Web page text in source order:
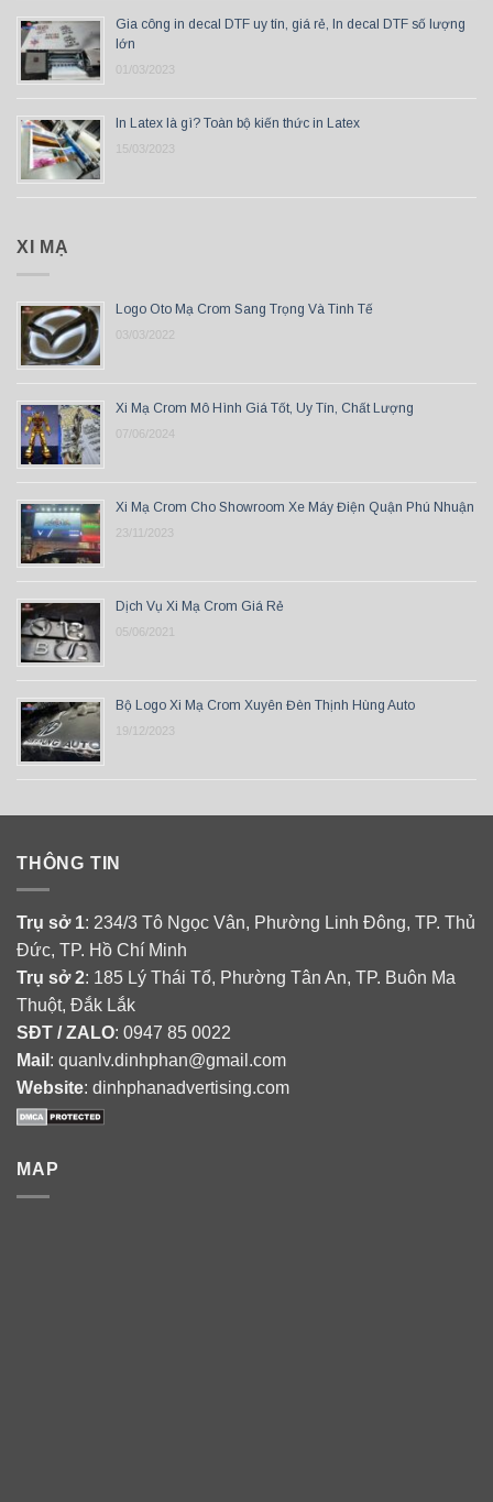
Gia công in decal DTF uy tín, giá rẻ, In decal DTF số lượng
lớn
01/03/2023
In Latex là gì? Toàn bộ kiến thức in Latex
15/03/2023
XI MẠ
Logo Oto Mạ Crom Sang Trọng Và Tinh Tế
03/03/2022
Xi Mạ Crom Mô Hình Giá Tốt, Uy Tín, Chất Lượng
07/06/2024
Xi Mạ Crom Cho Showroom Xe Máy Điện Quận Phú Nhuận
23/11/2023
Dịch Vụ Xi Mạ Crom Giá Rẻ
05/06/2021
Bộ Logo Xi Mạ Crom Xuyên Đèn Thịnh Hùng Auto
19/12/2023
THÔNG TIN
Trụ sở 1: 234/3 Tô Ngọc Vân, Phường Linh Đông, TP. Thủ
Đức, TP. Hồ Chí Minh
Trụ sở 2: 185 Lý Thái Tổ, Phường Tân An, TP. Buôn Ma
Thuột, Đắk Lắk
SĐT / ZALO: 0947 85 0022
Mail : quanlv.dinhphan@gmail.com
Website: dinhphanadvertising.com
MAP